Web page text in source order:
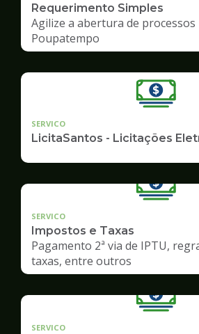
Requerimento Simples
Agilize a abertura de processos
Poupatempo
SERVICO
LicitaSantos - Licitações
SERVICO
Impostos e Taxas
Pagamento 2ª via de IPTU,
taxas, entre outros
SERVICO